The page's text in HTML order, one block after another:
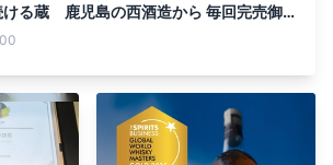
ける蔵 鹿児島の西酒造から 毎回完売御礼
ズ」第6弾